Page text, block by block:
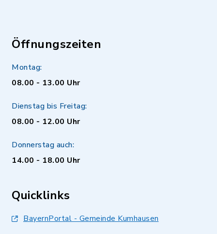
Öffnungszeiten
Montag:
08.00 - 13.00 Uhr
Dienstag bis Freitag:
08.00 - 12.00 Uhr
Donnerstag auch:
14.00 - 18.00 Uhr
Quicklinks
BayernPortal - Gemeinde Kumhausen